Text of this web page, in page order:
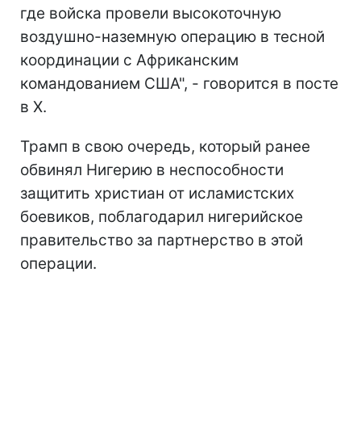
где войска провели высокоточную
воздушно-наземную операцию в тесной
координации с Африканским
командованием США", - говорится в посте
в Х.
Трамп в свою очередь, который ранее
обвинял Нигерию в неспособности
защитить христиан от исламистских
боевиков, поблагодарил нигерийское
правительство за партнерство в этой
операции.